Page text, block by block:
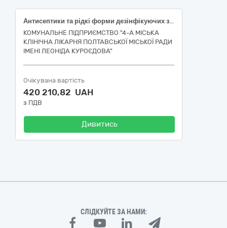
Антисептики та рідкі форми дезінфікуючих засобів; Антисептики та рідкі форми дезінфікуючих засобів; Антисептики та рідкі форми дезінфікуючих засобів; Антисептики та рідкі форми дезінфікуючих засобів; Антисептики та рідкі форми дезінфікуючих засобів; Антисептики та рідкі форми дезінфікуючих засобів; Антисептики та рідкі форми дезінфікуючих засобів; Антисептики та рідкі форми дезінфікуючих засобів
КОМУНАЛЬНЕ ПІДПРИЄМСТВО "4-А МІСЬКА
КЛІНІЧНА ЛІКАРНЯ ПОЛТАВСЬКОЇ МІСЬКОЇ РАДИ
ІМЕНІ ЛЕОНІДА КУРОЄДОВА"
Очікувана вартість
420 210,82 UAH
з ПДВ
Дивитись
СЛІДКУЙТЕ ЗА НАМИ: